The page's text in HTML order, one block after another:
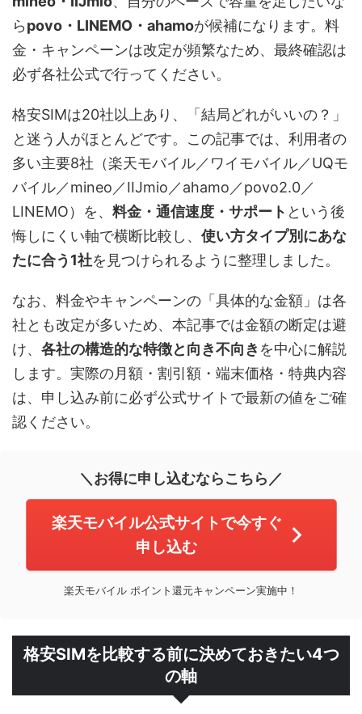
らpovo・LINEMO・ahamoが候補になります。料
金・キャンペーンは改定が頻繁なため、最終確認は
必ず各社公式で行ってください。
格安SIMは20社以上あり、「結局どれがいいの？」
と迷う人がほとんどです。この記事では、利用者の
多い主要8社（楽天モバイル／ワイモバイル／UQモ
バイル／mineo／IIJmio／ahamo／povo2.0／
LINEMO）を、 料金・通信速度・サポート という後
悔しにくい軸で横断比較し、 使い方タイプ別にあな
たに合う1社を見つけられるように整理しました。
なお、料金やキャンペーンの「具体的な金額」は各
社とも改定が多いため、本記事では金額の断定は避
け、 各社の構造的な特徴と向き不向き を中心に解説
します。実際の月額・割引額・端末価格・特典内容
は、申し込み前に必ず公式サイトで最新の値をご確
認ください。
＼お得に申し込むならこちら／
楽天モバイル公式サイトで今すぐ
申し込む
楽天モバイル ポイント還元キャンペーン実施中！
格安SIMを比較する前に決めておきたい4つ
の軸